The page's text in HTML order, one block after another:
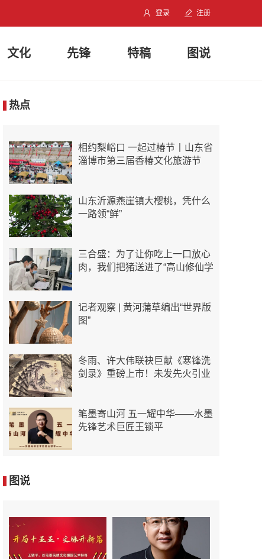
登录 注册
文化 先锋 特稿 图说
热点
相约梨峪口 一起过椿节丨山东省
淄博市第三届香椿文化旅游节
山东沂源燕崖镇大樱桃，凭什么
一路领“鲜”
三合盛：为了让你吃上一口放心
肉，我们把猪送进了“高山修仙学
记者观察 | 黄河蒲草编出“世界版
图”
冬雨、许大伟联袂巨献《寒锋洗
剑录》重磅上市！未发先火引业
笔墨寄山河 五一耀中华——水墨
先锋艺术巨匠王锁平
图说